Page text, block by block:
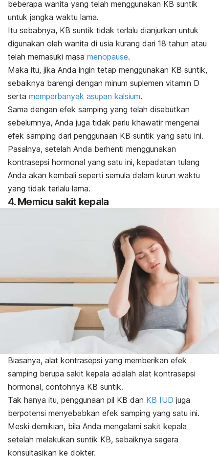
beberapa wanita yang telah menggunakan KB suntik
untuk jangka waktu lama.
Itu sebabnya, KB suntik tidak terlalu dianjurkan untuk
digunakan oleh wanita di usia kurang dari 18 tahun atau
telah memasuki masa menopause.
Maka itu, jika Anda ingin tetap menggunakan KB suntik,
sebaiknya barengi dengan minum suplemen vitamin D
serta memperbanyak asupan kalsium.
Sama dengan efek samping yang telah disebutkan
sebelumnya, Anda juga tidak perlu khawatir mengenai
efek samping dari penggunaan KB suntik yang satu ini.
Pasalnya, setelah Anda berhenti menggunakan
kontrasepsi hormonal yang satu ini, kepadatan tulang
Anda akan kembali seperti semula dalam kurun waktu
yang tidak terlalu lama.
4. Memicu sakit kepala
Biasanya, alat kontrasepsi yang memberikan efek
samping berupa sakit kepala adalah alat kontrasepsi
hormonal, contohnya KB suntik.
Tak hanya itu, penggunaan pil KB dan KB IUD juga
berpotensi menyebabkan efek samping yang satu ini.
Meski demikian, bila Anda mengalami sakit kepala
setelah melakukan suntik KB, sebaiknya segera
konsultasikan ke dokter.